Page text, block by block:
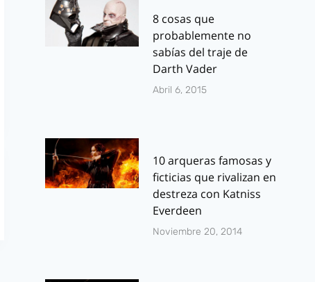
8 cosas que
probablemente no
sabías del traje de
Darth Vader
Abril 6, 2015
10 arqueras famosas y
ficticias que rivalizan en
destreza con Katniss
Everdeen
Noviembre 20, 2014